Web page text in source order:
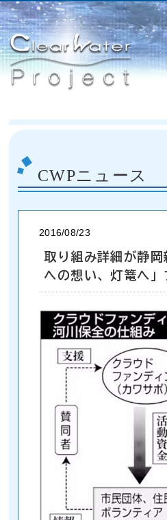
CWPニュース
2016/08/23
取り組み詳細が静岡
への想い、灯篭へ」